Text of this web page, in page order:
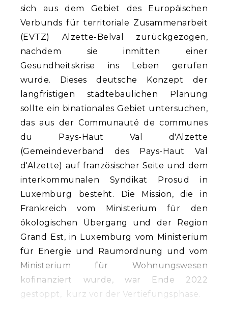
sich aus dem Gebiet des Europäischen
Verbunds für territoriale Zusammenarbeit
(EVTZ) Alzette-Belval zurückgezogen,
nachdem sie inmitten einer
Gesundheitskrise ins Leben gerufen
wurde. Dieses deutsche Konzept der
langfristigen städtebaulichen Planung
sollte ein binationales Gebiet untersuchen,
das aus der Communauté de communes
du Pays-Haut Val d'Alzette
(Gemeindeverband des Pays-Haut Val
d'Alzette) auf französischer Seite und dem
interkommunalen Syndikat Prosud in
Luxemburg besteht. Die Mission, die in
Frankreich vom Ministerium für den
ökologischen Übergang und der Region
Grand Est, in Luxemburg vom Ministerium
für Energie und Raumordnung und vom
Ministerium für Wohnungswesen
kofinanziert wurde, war Ende 2022
gestoppt, kurz vor der Vertiefungsphase.